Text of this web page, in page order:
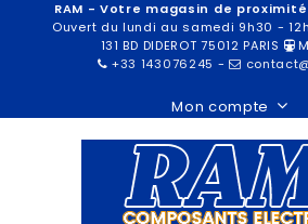
RAM - Votre magasin de
Ouvert du lundi au samedi 9h30 -
131 BD DIDEROT 75012 PARIS
+33 143076245 -
Mon compte